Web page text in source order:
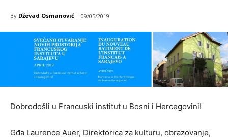
By Dževad Osmanović 09/05/2019
Dobrodošli u Francuski institut u Bosni i Hercegovini!
Gđa Laurence Auer, Direktorica za kulturu, obrazovanje,